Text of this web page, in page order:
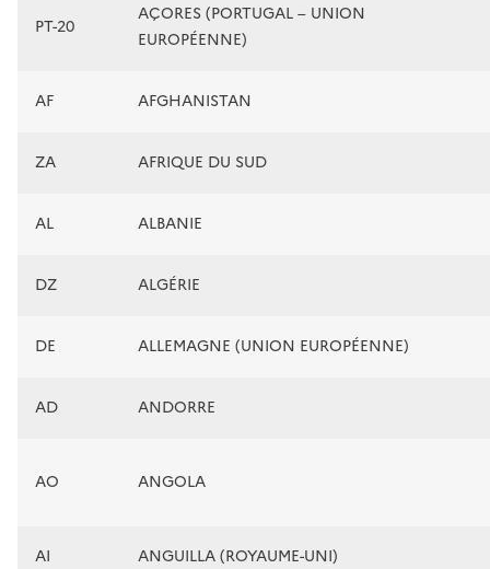
PT-20
AÇORES (PORTUGAL – UNION
EUROPÉENNE)
AF AFGHANISTAN
ZA AFRIQUE DU SUD
AL ALBANIE
DZ ALGÉRIE
DE ALLEMAGNE (UNION EUROPÉENNE)
AD ANDORRE
AO ANGOLA
AI ANGUILLA (ROYAUME-UNI)